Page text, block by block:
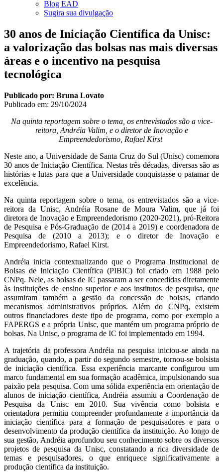
Blog EAD
Sugira sua divulgação
30 anos de Iniciação Científica da Unisc:
a valorização das bolsas nas mais diversas
áreas e o incentivo na pesquisa
tecnológica
Publicado por: Bruna Lovato
Publicado em: 29/10/2024
Na quinta reportagem sobre o tema, os entrevistados são a vice-
reitora, Andréia Valim, e o diretor de Inovação e
Empreendedorismo, Rafael Kirst
Neste ano, a Universidade de Santa Cruz do Sul (Unisc) comemora
30 anos de Iniciação Científica. Nestas três décadas, diversas são as
histórias e lutas para que a Universidade conquistasse o patamar de
excelência.
Na quinta reportagem sobre o tema, os entrevistados são a vice-
reitora da Unisc, Andréia Rosane de Moura Valim, que já foi
diretora de Inovação e Empreendedorismo (2020-2021), pró-Reitora
de Pesquisa e Pós-Graduação de (2014 a 2019) e coordenadora de
Pesquisa de (2010 a 2013); e o diretor de Inovação e
Empreendedorismo, Rafael Kirst.
Andréia inicia contextualizando que o Programa Institucional de
Bolsas de Iniciação Científica (PIBIC) foi criado em 1988 pelo
CNPq. Nele, as bolsas de IC passaram a ser concedidas diretamente
às instituições de ensino superior e aos institutos de pesquisa, que
assumiram também a gestão da concessão de bolsas, criando
mecanismos administrativos próprios. Além do CNPq, existem
outros financiadores deste tipo de programa, como por exemplo a
FAPERGS e a própria Unisc, que mantém um programa próprio de
bolsas. Na Unisc, o programa de IC foi implementado em 1994.
A trajetória da professora Andréia na pesquisa iniciou-se ainda na
graduação, quando, a partir do segundo semestre, tornou-se bolsista
de iniciação científica. Essa experiência marcante configurou um
marco fundamental em sua formação acadêmica, impulsionando sua
paixão pela pesquisa. Com uma sólida experiência em orientação de
alunos de iniciação científica, Andréia assumiu a Coordenação de
Pesquisa da Unisc em 2010. Sua vivência como bolsista e
orientadora permitiu compreender profundamente a importância da
iniciação científica para a formação de pesquisadores e para o
desenvolvimento da produção científica da instituição. Ao longo de
sua gestão, Andréia aprofundou seu conhecimento sobre os diversos
projetos de pesquisa da Unisc, constatando a rica diversidade de
temas e pesquisadores, o que enriquece significativamente a
produção científica da instituição.